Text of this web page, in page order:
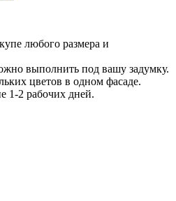
любого размера и
выполнить под вашу задумку.
цветов в одном фасаде.
1-2 рабочих дней.